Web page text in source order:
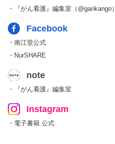
・『がん看護』編集室（@gankango）
Facebook
・南江堂公式
・NurSHARE
note
・『がん看護』編集室
Instagram
・電子書籍 公式